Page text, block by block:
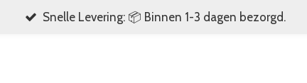
Snelle Levering: 📦 Binnen 1-3 dagen bezorgd.